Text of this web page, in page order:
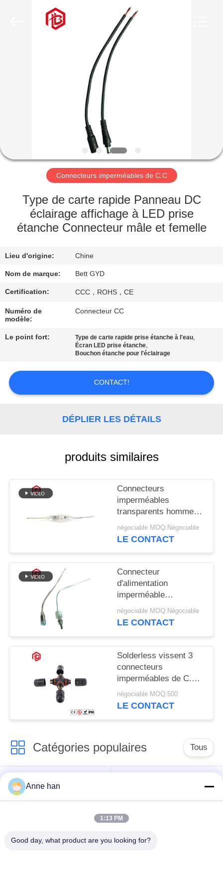
DE
NOUS
VISITE
D'USINE
DE
QUALITÉ
PLAN
DU
SITE
PRIVACY
POLICY
Connecteurs imperméables de C.C
Type de carte rapide Panneau DC
éclairage affichage à LED prise
étanche Connecteur mâle et femelle
Lieu d'origine: Chine
Nom de marque: Bett GYD
Certification: CCC，ROHS，CE
Numéro de
modèle:
Connecteur CC
Le point fort: Type de carte rapide prise étanche à l'eau,
Écran LED prise étanche,
Bouchon étanche pour l'éclairage
CONTACT!
DÉPLIER LES DÉTAILS
produits similaires
Connecteurs
imperméables
transparents hommes-
femmes de C.C 5A
pour la bicyclette
négociable MOQ:Négociable
LE CONTACT
Connecteur
d'alimentation
imperméable
transparent de C.C
Jack Ip 65 de vélo
négociable MOQ:Négociable
LE CONTACT
Solderless vissent 3
connecteurs
imperméables de C.C
de Pin PA66 de la
borne 4
négociable MOQ:500
LE CONTACT
Catégories populaires Tous
Connecteur circulaire
imperméable
basse tension
imperméable de
Support de la lampe
Anne han
1:13 PM
Good day, what product are you looking for?